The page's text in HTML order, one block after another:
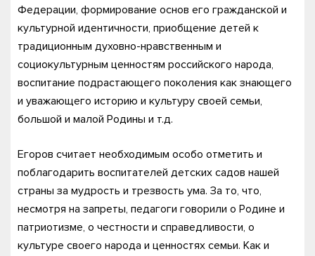
Федерации, формирование основ его гражданской и
культурной идентичности, приобщение детей к
традиционным духовно-нравственным и
социокультурным ценностям российского народа,
воспитание подрастающего поколения как знающего
и уважающего историю и культуру своей семьи,
большой и малой Родины и т.д.
Егоров считает необходимым особо отметить и
поблагодарить воспитателей детских садов нашей
страны за мудрость и трезвость ума. За то, что,
несмотря на запреты, педагоги говорили о Родине и
патриотизме, о честности и справедливости, о
культуре своего народа и ценностях семьи. Как и